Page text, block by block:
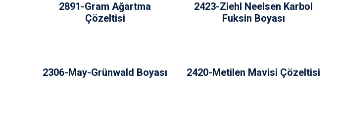
2891-Gram Ağartma
Çözeltisi
2423-Ziehl Neelsen Karbol
Fuksin Boyası
2306-May-Grünwald Boyası 2420-Metilen Mavisi Çözeltisi